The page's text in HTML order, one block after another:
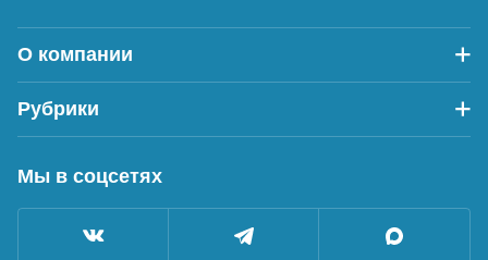
О компании
Рубрики
Мы в соцсетях